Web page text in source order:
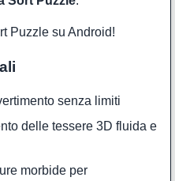
Puzzle su Android!
senza limiti
delle tessere 3D fluida e
morbide per